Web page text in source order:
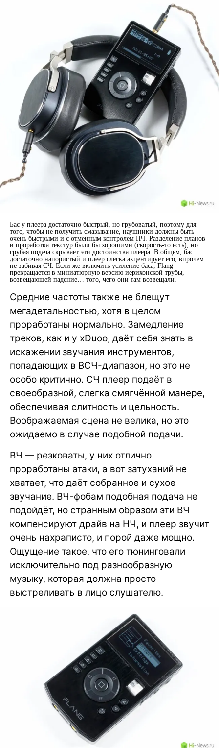
Бас у плеера достаточно быстрый, но грубоватый, поэтому для
того, чтобы не получить смазывание, наушники должны быть
очень быстрыми и с отменным контролем НЧ. Разделение планов
и проработка текстур были бы хорошими (скорость-то есть), но
грубая подача скрывает эти достоинства плеера. В общем, бас
достаточно напористый и плеер слегка акцентирует его, впрочем
не забивая СЧ. Если же включить усиление баса, Flang
превращается в миниатюрную версию иерихонской трубы,
возвещающей падение… того, чего они там возвещали.
Средние частоты также не блещут
мегадетальностью, хотя в целом
проработаны нормально. Замедление
треков, как и у xDuoo, даёт себя знать в
искажении звучания инструментов,
попадающих в ВСЧ-диапазон, но это не
особо критично. СЧ плеер подаёт в
своеобразной, слегка смягчённой манере,
обеспечивая слитность и цельность.
Воображаемая сцена не велика, но это
ожидаемо в случае подобной подачи.
ВЧ — резковаты, у них отлично
проработаны атаки, а вот затуханий не
хватает, что даёт собранное и сухое
звучание. ВЧ-фобам подобная подача не
подойдёт, но странным образом эти ВЧ
компенсируют драйв на НЧ, и плеер звучит
очень нахраписто, и порой даже мощно.
Ощущение такое, что его тюнинговали
исключительно под разнообразную
музыку, которая должна просто
выстреливать в лицо слушателю.